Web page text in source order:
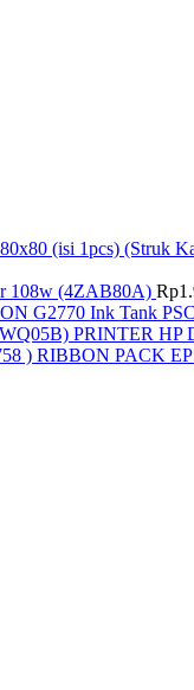
108w (4ZAB80A) Rp
G2770 Ink Tank PSC
PRINTER HP
RIBBON PACK